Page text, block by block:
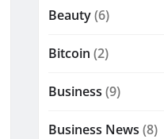
Beauty(6)
Bitcoin (2)
Business (9)
Business News (8)